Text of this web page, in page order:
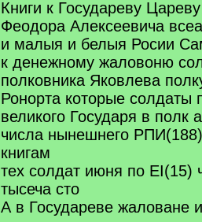
Книги к Государеву
Феодора Алексеевича
и малыя и белыя Росии
к денежному жаловоню
полковника Яковлева
Ронорта которые солдаты
великого Государя в полк
числа нынешнего
книгам
тех солдат июня по ЕI(15)
тысеча сто
А в Государеве жаловане